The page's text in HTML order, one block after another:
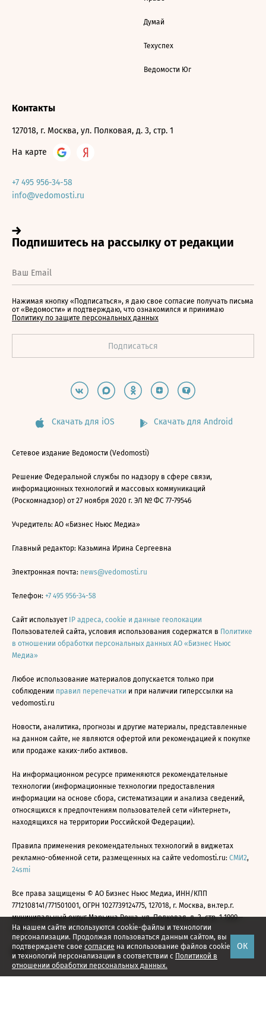
На нашем сайте используются cookie-файлы и технологии
персонализации. Продолжая пользоваться данным сайтом, вы
подтверждаете свое согласие на использование файлов cookie
и технологий персонализации в соответствии с Политикой в
отношении обработки персональных данных.
ОК
Думай
Техуспех
Ведомости Юг
Контакты
127018, г. Москва, ул. Полковая, д. 3, стр. 1
На карте
+7 495 956-34-58
info@vedomosti.ru
Нажимая кнопку «Подписаться», я даю свое согласие получать письма
от «Ведомости» и подтверждаю, что ознакомился и принимаю
Политику по защите персональных данных
Скачать для iOS Скачать для Android
Сетевое издание Ведомости (Vedomosti)
Решение Федеральной службы по надзору в сфере связи,
информационных технологий и массовых коммуникаций
(Роскомнадзор) от 27 ноября 2020 г. ЭЛ № ФС 77-79546
Учредитель: АО «Бизнес Ньюс Медиа»
Главный редактор: Казьмина Ирина Сергеевна
Электронная почта: news@vedomosti.ru
Телефон: +7 495 956-34-58
Сайт использует IP адреса, cookie и данные геолокации
Пользователей сайта, условия использования содержатся в Политике
в отношении обработки персональных данных АО «Бизнес Ньюс
Медиа»
Любое использование материалов допускается только при
соблюдении правил перепечатки и при наличии гиперссылки на
vedomosti.ru
Новости, аналитика, прогнозы и другие материалы, представленные
на данном сайте, не являются офертой или рекомендацией к покупке
или продаже каких-либо активов.
На информационном ресурсе применяются рекомендательные
технологии (информационные технологии предоставления
информации на основе сбора, систематизации и анализа сведений,
относящихся к предпочтениям пользователей сети «Интернет»,
находящихся на территории Российской Федерации).
Правила применения рекомендательных технологий в виджетах
рекламно-обменной сети, размещенных на сайте vedomosti.ru: СМИ2,
24smi
Все права защищены © АО Бизнес Ньюс Медиа, ИНН/КПП
7712108141/771501001, ОГРН 1027739124775, 127018, г. Москва, вн.тер.г.
муниципальный округ Марьина Роща, ул. Полковая, д. 3, стр. 1 1999—
2026